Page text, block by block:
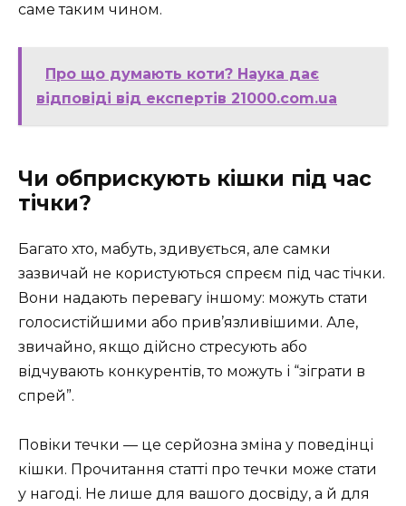
саме таким чином.
Про що думають коти? Наука дає
відповіді від експертів 21000.com.ua
Чи обприскують кішки під час
тічки?
Багато хто, мабуть, здивується, але самки
зазвичай не користуються спреєм під час тічки.
Вони надають перевагу іншому: можуть стати
голосистійшими або прив’язливішими. Але,
звичайно, якщо дійсно стресують або
відчувають конкурентів, то можуть і “зіграти в
спрей”.
Повіки течки — це серйозна зміна у поведінці
кішки. Прочитання статті про течки може стати
у нагоді. Не лише для вашого досвіду, а й для